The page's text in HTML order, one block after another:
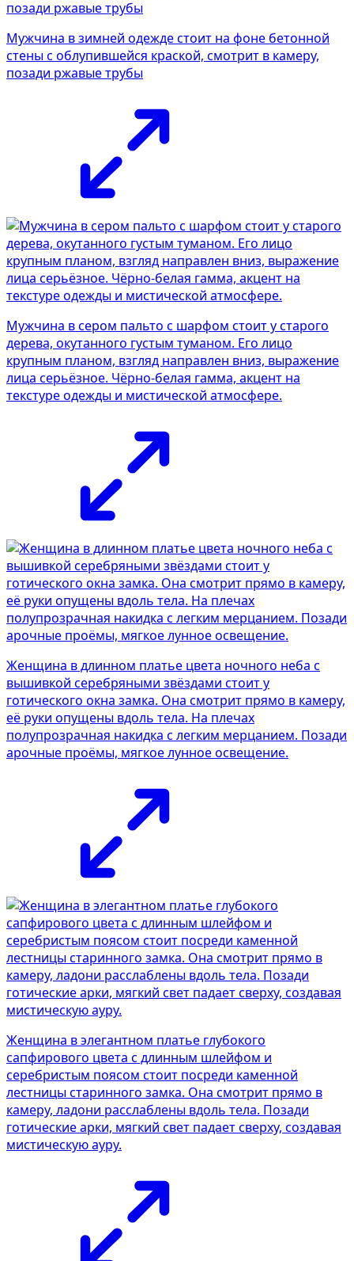
Мужчина в зимней одежде стоит на фоне бетонной
стены с облупившейся краской, смотрит в камеру,
позади ржавые трубы
Мужчина в сером пальто с шарфом стоит у старого
дерева, окутанного густым туманом. Его лицо
крупным планом, взгляд направлен вниз, выражение
лица серьёзное. Чёрно-белая гамма, акцент на
текстуре одежды и мистической атмосфере.
Женщина в длинном платье цвета ночного неба с
вышивкой серебряными звёздами стоит у
готического окна замка. Она смотрит прямо в камеру,
её руки опущены вдоль тела. На плечах
полупрозрачная накидка с легким мерцанием. Позади
арочные проёмы, мягкое лунное освещение.
Женщина в элегантном платье глубокого
сапфирового цвета с длинным шлейфом и
серебристым поясом стоит посреди каменной
лестницы старинного замка. Она смотрит прямо в
камеру, ладони расслаблены вдоль тела. Позади
готические арки, мягкий свет падает сверху, создавая
мистическую ауру.